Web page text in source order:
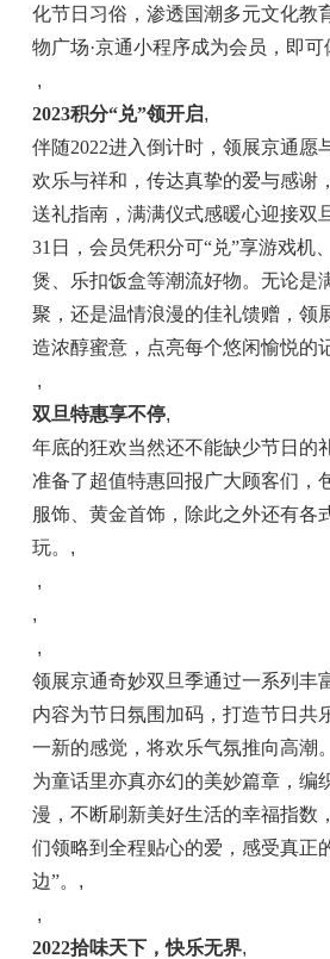
化节日习俗，渗透国潮多元文化教
物广场·京通小程序成为会员，即可
,
2023积分“兑”领开启,
伴随2022进入倒计时，领展京通愿
欢乐与祥和，传达真挚的爱与感谢
送礼指南，满满仪式感暖心迎接双
31 日，会员凭积分可“兑”享游戏机、
煲、乐扣饭盒等潮流好物。无论是
聚，还是温情浪漫的佳礼馈赠，领
造浓醇蜜意，点亮每个悠闲愉悦的
,
双旦特惠享不停,
年底的狂欢当然还不能缺少节日的
准备了超值特惠回报广大顾客们，
服饰、黄金首饰，除此之外还有各
玩。 ,
,
,
,
领展京通奇妙双旦季通过一系列丰
内容为节日氛围加码，打造节日共
一新的感觉，将欢乐气氛推向高潮
为童话里亦真亦幻的美妙篇章，编
漫，不断刷新美好生活的幸福指数
们领略到全程贴心的爱，感受真正
边”。 ,
,
2022拾味天下，快乐无界,